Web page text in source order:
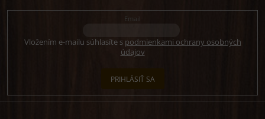
Email
Vložením e-mailu súhlasíte s podmienkami ochrany osobných
údajov
PRIHLÁSIŤ SA